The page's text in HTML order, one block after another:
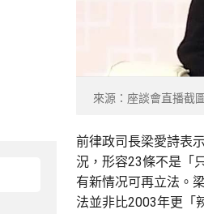
來源：座談會直播截圖
前律政司長梁愛詩表
況，形容23條不是「
有新情况可再立法。
法並非比2003年更「